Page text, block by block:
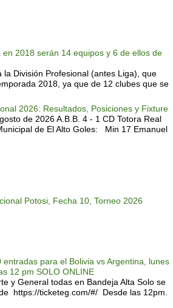
2018 serán 14 equipos y 6 de ellos de
la División Profesional (antes Liga), que
2018, ya que de 12 clubes que se
2026: Resultados, Posiciones y Fixture
de 2026 A.B.B. 4 - 1 CD Totora Real
de El Alto Goles: Min 17 Emanuel
Potosi, Fecha 10, Torneo 2026
para el Bolivia vs Argentina, lunes
12 pm SOLO ONLINE
y General todas en Bandeja Alta Solo se
https://ticketeg.com/#/ Desde las 12pm.